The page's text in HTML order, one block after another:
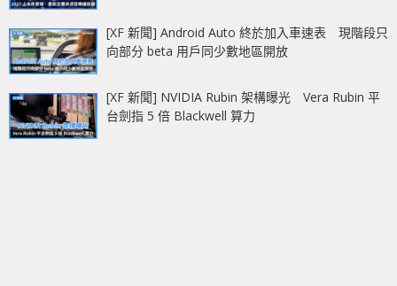
[XF 新聞] Android Auto 終於加入車速表 現階段只
向部分 beta 用戶同少數地區開放
[XF 新聞] NVIDIA Rubin 架構曝光 Vera Rubin 平
台劍指 5 倍 Blackwell 算力